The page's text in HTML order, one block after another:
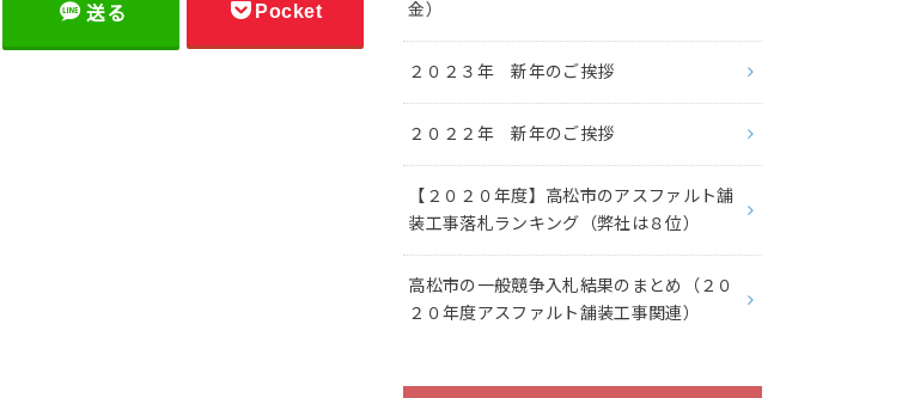
送る Pocket
金）
２０２３年 新年のご挨拶
２０２２年 新年のご挨拶
【２０２０年度】高松市のアスファルト舗
装工事落札ランキング（弊社は８位）
高松市の一般競争入札結果のまとめ（２０
２０年度アスファルト舗装工事関連）